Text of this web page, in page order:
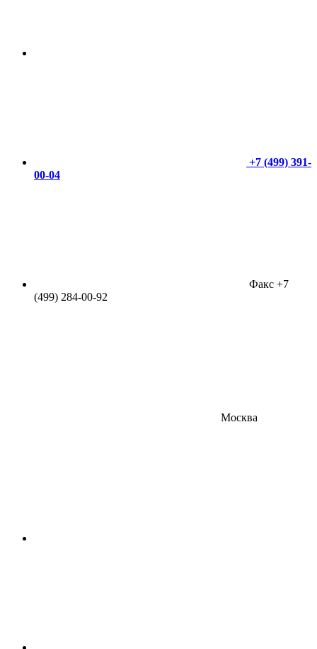
+7 (499) 391-
00-04
Факс +7
(499) 284-00-92
Москва